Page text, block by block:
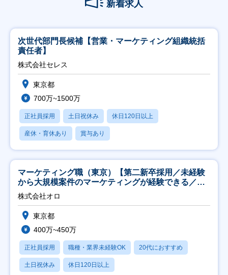
新着求人
次世代部門長候補【営業・マーケティング組織統括
責任者】
株式会社セレス
東京都
700万~1500万
正社員採用 土日祝休み 休日120日以上
産休・育休あり 賞与あり
マーケティング職（東京）【第二新卒採用／未経験
から大規模案件のマーケティングが経験できる／研
修充実】
株式会社オロ
東京都
400万~450万
正社員採用 職種・業界未経験OK 20代におすすめ
土日祝休み 休日120日以上